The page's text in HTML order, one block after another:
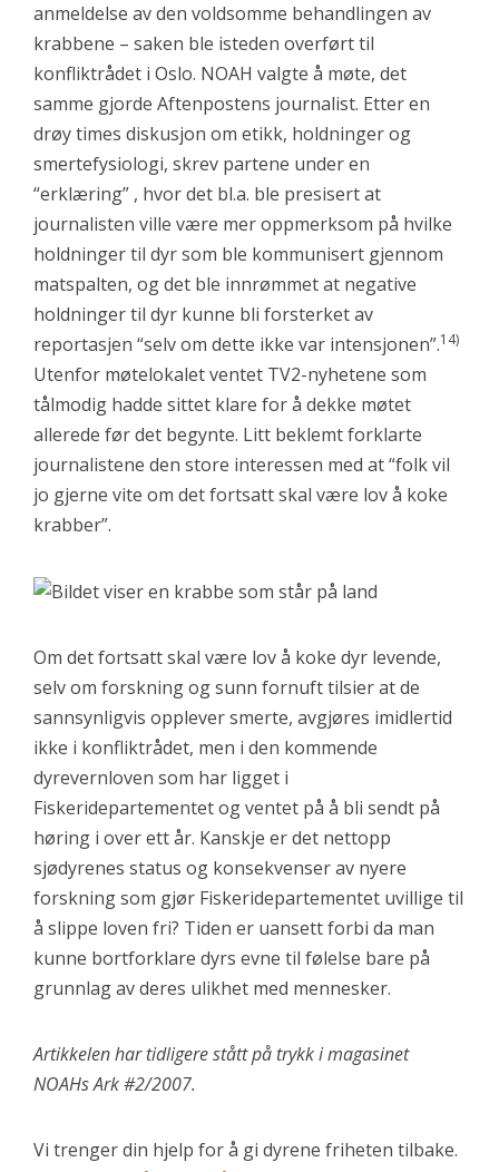
anmeldelse av den voldsomme behandlingen av
krabbene – saken ble isteden overført til
konfliktrådet i Oslo. NOAH valgte å møte, det
samme gjorde Aftenpostens journalist. Etter en
drøy times diskusjon om etikk, holdninger og
smertefysiologi, skrev partene under en
“erklæring” , hvor det bl.a. ble presisert at
journalisten ville være mer oppmerksom på hvilke
holdninger til dyr som ble kommunisert gjennom
matspalten, og det ble innrømmet at negative
holdninger til dyr kunne bli forsterket av
reportasjen “selv om dette ikke var intensjonen”.14)
Utenfor møtelokalet ventet TV2-nyhetene som
tålmodig hadde sittet klare for å dekke møtet
allerede før det begynte. Litt beklemt forklarte
journalistene den store interessen med at “folk vil
jo gjerne vite om det fortsatt skal være lov å koke
krabber”.
Om det fortsatt skal være lov å koke dyr levende,
selv om forskning og sunn fornuft tilsier at de
sannsynligvis opplever smerte, avgjøres imidlertid
ikke i konfliktrådet, men i den kommende
dyrevernloven som har ligget i
Fiskeridepartementet og ventet på å bli sendt på
høring i over ett år. Kanskje er det nettopp
sjødyrenes status og konsekvenser av nyere
forskning som gjør Fiskeridepartementet uvillige til
å slippe loven fri? Tiden er uansett forbi da man
kunne bortforklare dyrs evne til følelse bare på
grunnlag av deres ulikhet med mennesker.
Artikkelen har tidligere stått på trykk i magasinet
NOAHs Ark #2/2007.
Vi trenger din hjelp for å gi dyrene friheten tilbake.